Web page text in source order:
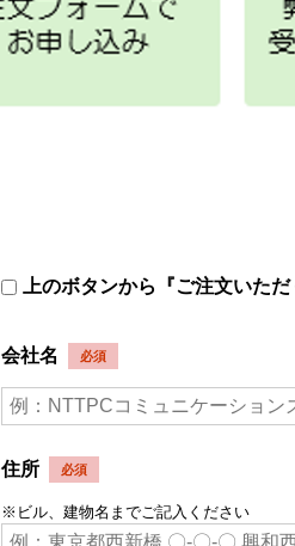
上のボタンから『ご注文いた
会社名
住所
※ビル、建物名までご記入ください